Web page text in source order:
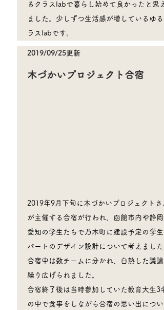
るクラスlabで暮らし始めて良かったと思え
ました。少しずつ生活感が増しているゆる
ラスlabです。
​わらじ荘 透眞
2019/09/25更新
​木づかいプロジェクト合宿
2019年9月下旬に木づかいプロジェクトさ
が主催する合宿が行われ、函館市内や静岡
愛知の学生たちで乃木町に建設予定の学生
パートのデザイン設計について考えました
合宿中は数チームに分かれ、白熱した議論
繰り広げられました。
​合宿終了後は 当時参加していた教育大生3名
の中で食事をしながら合宿の思い出につい